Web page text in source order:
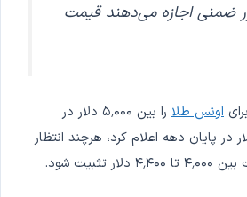
ضمنی اجازه می‌دهند قیمت
اونس طلا
را بین ۵٬۰۰۰ دلار در
و تا ۸٬۰۰۰ دلار در پایان دهه اعلام کرد، هرچند انتظار
شود.